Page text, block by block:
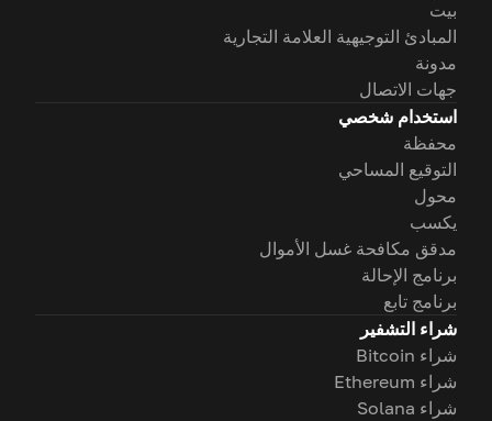
بيت
المبادئ التوجيهية العلامة التجارية
مدونة
جهات الاتصال
استخدام شخصي
محفظة
التوقيع المساحي
محول
يكسب
مدقق مكافحة غسل الأموال
برنامج الإحالة
برنامج تابع
شراء التشفير
شراء Bitcoin
شراء Ethereum
شراء Solana